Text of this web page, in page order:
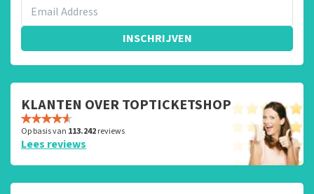
INSCHRIJVEN
KLANTEN OVER TOPTICKETSHOP
Op basis van 113.242reviews
Lees reviews